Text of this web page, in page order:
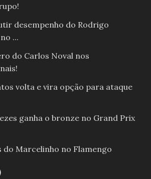
desempenho do Rodrigo
...
do Carlos Noval nos
volta e vira opção para ataque
ganha o bronze no Grand Prix
do Marcelinho no Flamengo